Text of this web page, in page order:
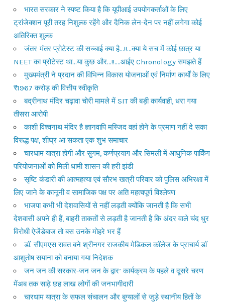
भारत सरकार ने स्पष्ट किया है कि यूपीआई उपयोगकर्ताओं के लिए
ट्रांजेक्शन पूरी तरह निशुल्क रहेंगे और दैनिक लेन-देन पर नहीं लगेगा कोई
अतिरिक्त शुल्क
जंतर-मंतर प्रोटेस्ट की सच्चाई क्या है…!!…क्या ये सच में कोई छात्र या
NEET का प्रोटेस्ट था…या कुछ और…!!….आईए Chronology समझते हैं
मुख्यमंत्री ने प्रदान की विभिन्न विकास योजनाओं एवं निर्माण कार्यों के लिए
₹1967 करोड़ की वित्तीय स्वीकृति
बद्रीनाथ मंदिर चढ़ावा चोरी मामले में SIT की बड़ी कार्यवाही, धरा गया
तीसरा आरोपी
काशी विश्वनाथ मंदिर है ज्ञानवापि मस्जिद वहां होने के प्रमाण नहीं दे सका
विरूद्ध पक्ष, शीघ्र आ सकता एक शुभ समाचार
चारधाम यात्रा होगी और सुगम, कर्णप्रयाग और सिमली में आधुनिक पार्किंग
परियोजनाओं को मिली धामी शासन की हरी झंडी
सृष्टि कंडारी की आत्महत्या एवं सौरभ खत्री परिवार को पुलिस अभिरक्षा में
लिए जाने के कानूनी व सामाजिक पक्ष पर अति महत्वपूर्ण विश्लेषण
भाजपा कभी भी देशवासियों से नहीं लड़ती क्योंकि जानती है कि सभी
देशवासी अपने ही हैं, बाहरी ताकतों से लड़ती है जानती है कि अंदर वाले चंद धुर
विरोधी ऐजेंडेबाज तो बस उनके मोहरे भर हैं
डॉ. सीएमएस रावत बने श्रीनगर राजकीय मेडिकल कॉलेज के प्राचार्य डॉ
आशुतोष सयाना को बनाया गया निदेशक
जन जन की सरकार-जन जन के द्वार’ कार्यक्रम के पहले व दूसरे चरण
मेंअब तक साढ़े छह लाख लोगों की जनभागीदारी
चारधाम यात्रा के सफल संचालन और बुग्यालों से जुड़े स्थानीय हितों के